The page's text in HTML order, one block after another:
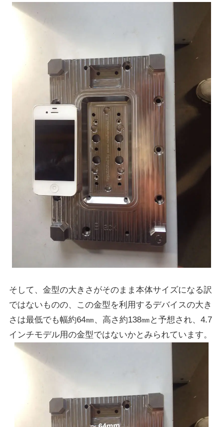
そして、金型の大きさがそのまま本体サイズになる訳
ではないものの、この金型を利用するデバイスの大き
さは最低でも幅約64㎜、高さ約138㎜と予想され、4.7
インチモデル用の金型ではないかとみられています。